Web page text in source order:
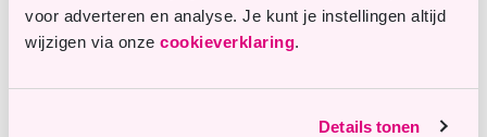
voor adverteren en analyse. Je kunt je instellingen altijd
wijzigen via onze cookieverklaring.
Details tonen
Our customer service is happy to assist you.
info@tastyme.nl